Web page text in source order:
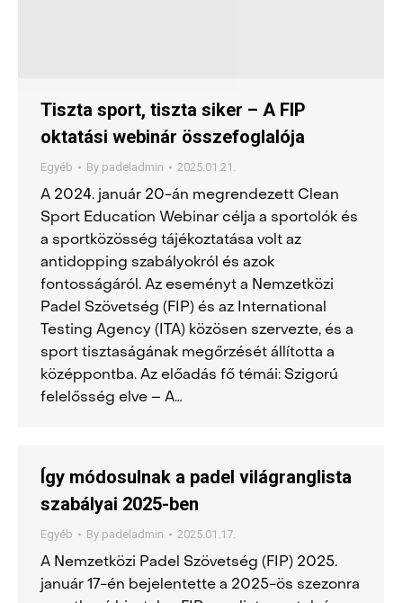
Tiszta sport, tiszta siker – A FIP
oktatási webinár összefoglalója
Egyéb By padeladmin 2025.01.21.
A 2024. január 20-án megrendezett Clean
Sport Education Webinar célja a sportolók és
a sportközösség tájékoztatása volt az
antidopping szabályokról és azok
fontosságáról. Az eseményt a Nemzetközi
Padel Szövetség (FIP) és az International
Testing Agency (ITA) közösen szervezte, és a
sport tisztaságának megőrzését állította a
középpontba. Az előadás fő témái: Szigorú
felelősség elve – A…
Így módosulnak a padel világranglista
szabályai 2025-ben
Egyéb By padeladmin 2025.01.17.
A Nemzetközi Padel Szövetség (FIP) 2025.
január 17-én bejelentette a 2025-ös szezonra